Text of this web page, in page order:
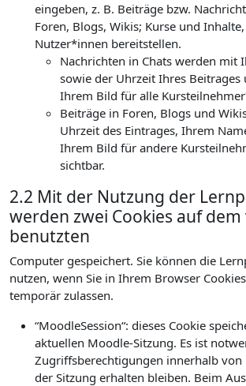
eingeben, z. B. Beiträge bzw.
Foren, Blogs, Wikis; Kurse und
Nutzer*innen bereitstellen.
Nachrichten in Chats werden mit
sowie der Uhrzeit Ihres
Ihrem Bild für alle
Beiträge in Foren, Blogs und
Uhrzeit des Eintrages, Ihrem
Ihrem Bild für andere
sichtbar.
2.2 Mit der Nutzung der
werden zwei Cookies auf
benutzten
Computer gespeichert. Sie können die
nutzen, wenn Sie in Ihrem Browser
temporär zulassen.
“MoodleSession“: dieses Cookie
aktuellen Moodle-Sitzung. Es ist
Zugriffsberechtigungen innerhalb
der Sitzung erhalten bleiben. Beim